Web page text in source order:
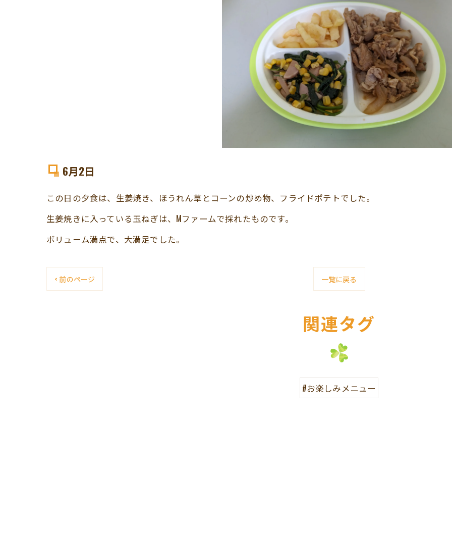
6月2日
この日の夕食は、生姜焼き、ほうれん草とコーンの炒め物、フライドポテトでした。
生姜焼きに入っている玉ねぎは、Mファームで採れたものです。
ボリューム満点で、大満足でした。
< 前のページ 一覧に戻る
関連タグ
#お楽しみメニュー